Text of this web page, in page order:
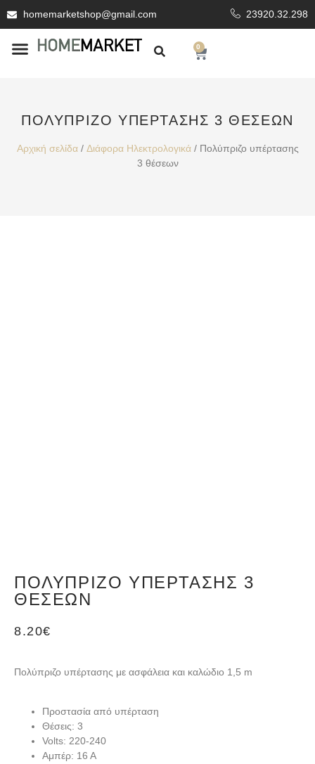
homemarketshop@gmail.com 23920.32.298
0
ΠΟΛΎΠΡΙΖΟ ΥΠΈΡΤΑΣΗΣ 3 ΘΈΣΕΩΝ
Αρχική σελίδα/ Διάφορα Ηλεκτρολογικά/ Πολύπριζο υπέρτασης
3 θέσεων
ΠΟΛΎΠΡΙΖΟ ΥΠΈΡΤΑΣΗΣ 3
ΘΈΣΕΩΝ
8.20€
Πολύπριζο υπέρτασης με ασφάλεια και καλώδιο 1,5 m
Προστασία από υπέρταση
Θέσεις: 3
Volts: 220-240
Αμπέρ: 16 Α